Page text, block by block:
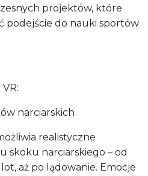
projektów, które
podejście do nauki sportów
narciarskich
realistyczne
skoku narciarskiego – od
aż po lądowanie. Emocje